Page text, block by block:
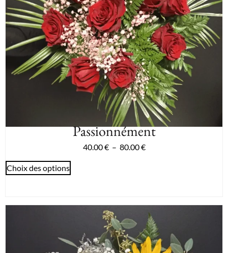
Passionnément
40.00€ – 80.00€
Choix des options